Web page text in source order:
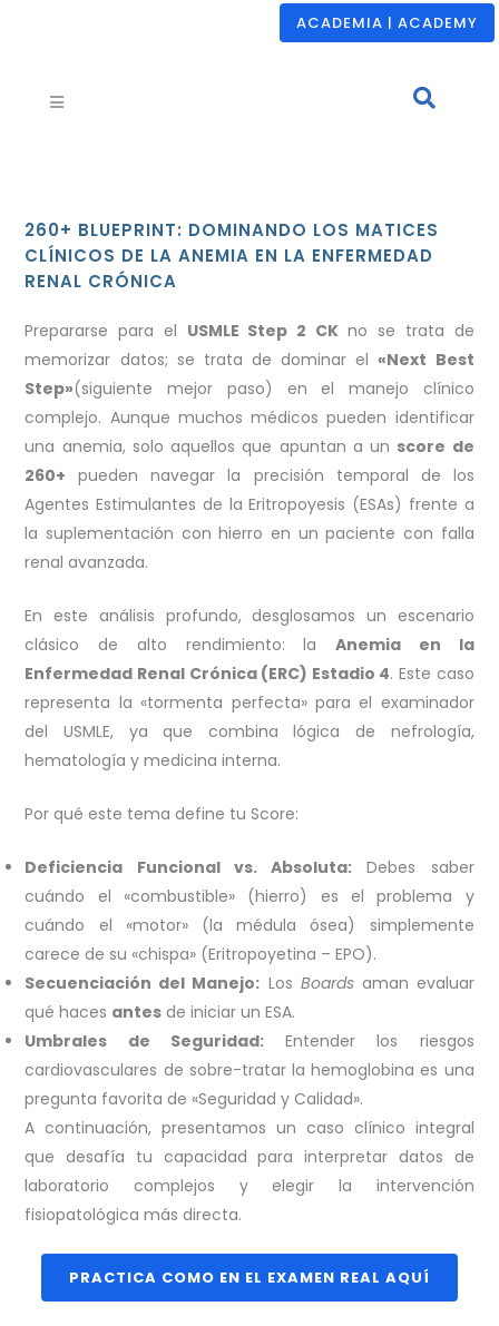
ACADEMIA | ACADEMY
260+ BLUEPRINT: DOMINANDO LOS MATICES
CLÍNICOS DE LA ANEMIA EN LA ENFERMEDAD
RENAL CRÓNICA
Prepararse para el USMLE Step 2 CKno se trata de
memorizar datos; se trata de dominar el«Next Best
Step»(siguiente mejor paso) en el manejo clínico
complejo. Aunque muchos médicos pueden identificar
una anemia, solo aquellos que apuntan a un score de
260+ pueden navegar la precisión temporal de los
Agentes Estimulantes de la Eritropoyesis (ESAs) frente a
la suplementación con hierro en un paciente con falla
renal avanzada.
En este análisis profundo, desglosamos un escenario
clásico de alto rendimiento: laAnemia en la
Enfermedad Renal Crónica (ERC) Estadio 4. Este caso
representa la «tormenta perfecta» para el examinador
del USMLE, ya que combina lógica de nefrología,
hematología y medicina interna.
Por qué este tema define tu Score:
Deficiencia Funcional vs. Absoluta: Debes saber
cuándo el «combustible» (hierro) es el problema y
cuándo el «motor» (la médula ósea) simplemente
carece de su «chispa» (Eritropoyetina – EPO).
Secuenciación del Manejo: Los Boardsaman evaluar
qué haces antes de iniciar un ESA.
Umbrales de Seguridad:Entender los riesgos
cardiovasculares de sobre-tratar la hemoglobina es una
pregunta favorita de «Seguridad y Calidad».
A continuación, presentamos un caso clínico integral
que desafía tu capacidad para interpretar datos de
laboratorio complejos y elegir la intervención
fisiopatológica más directa.
PRACTICA COMO EN EL EXAMEN REAL AQUÍ